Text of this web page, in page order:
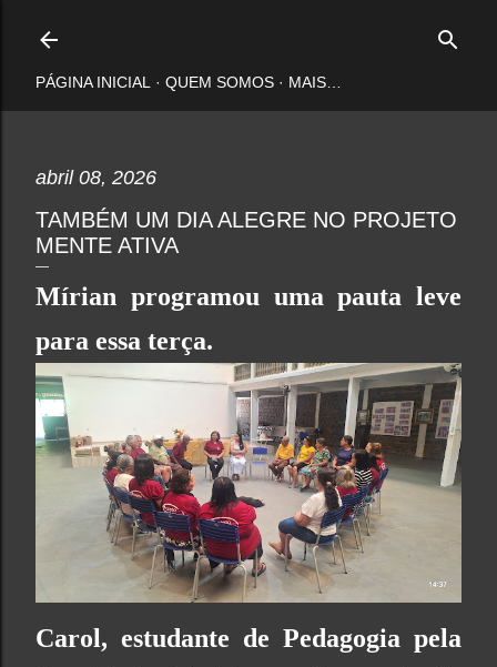
PÁGINA INICIAL QUEM SOMOS MAIS…
abril 08, 2026
TAMBÉM UM DIA ALEGRE NO PROJETO
MENTE ATIVA
Mírian programou uma pauta leve
para essa terça.
Carol, estudante de Pedagogia pela